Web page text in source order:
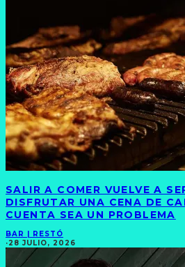
SALIR A COMER VUELVE A
DISFRUTAR UNA CENA DE
CUENTA SEA UN PROBLEMA
BAR | RESTÓ
·28 JULIO, 2026